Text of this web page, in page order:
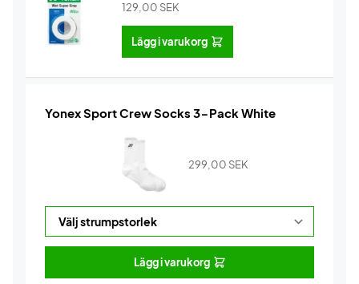
129,00 SEK
Lägg i varukorg
Yonex Sport Crew Socks 3-Pack White
299,00 SEK
Lägg i varukorg